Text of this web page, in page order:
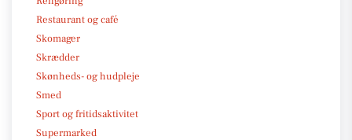
Restaurant og café
Skomager
Skrædder
Skønheds- og hudpleje
Smed
Sport og fritidsaktivitet
Supermarked